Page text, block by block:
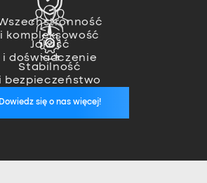
i kompleksowość
od pomysłu, przez
aż po wdrożenie.
Jakość
i doświadczenie
team ekspertów pozwala
na realizację nawet
zaawansowanych
projektów.
Stabilność
i bezpieczeństwo
zawsze, kiedy nas
Zapewniamy stałą
wykwalifikowanego
który zadba o
Twoich aplikacji.
Dowiedz się o nas więcej!